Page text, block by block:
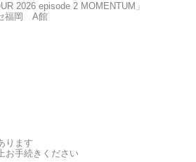
2026 episode 2 MOMENTUM」
福岡 A館
ります
お手続きください